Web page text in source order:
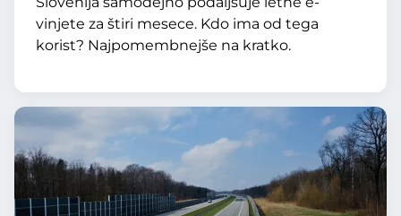
vinjete za štiri mesece. Kdo ima od tega
korist? Najpomembnejše na kratko.